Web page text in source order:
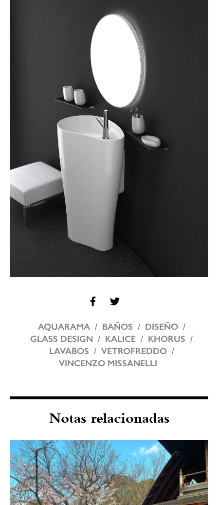
AQUARAMA BAÑOS
DISEÑO
GLASS DESIGN
KALICE
KHORUS
LAVABOS
VETROFREDDO
VINCENZO MISSANELLI
Notas relacionadas